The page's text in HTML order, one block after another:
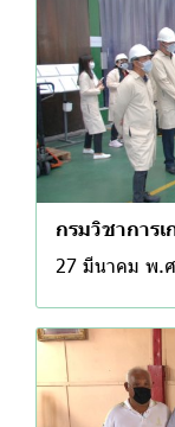
กรมวิชาการ
27 มีนาคม พ.